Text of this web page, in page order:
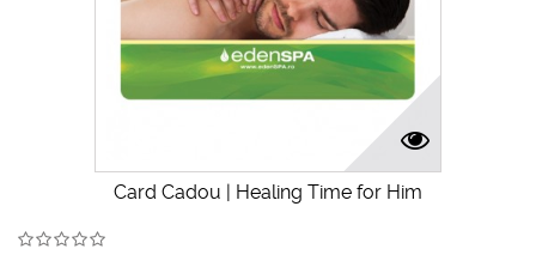
Card Cadou | Healing Time for Him